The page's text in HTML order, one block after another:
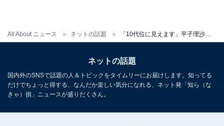
All About ニュース ネットの話題
ネットの話題
国内外のSNSで話題の人＆トピックをタイムリーにお届けします。知ってる
だけでちょっと得する、なんだか楽しい気分になれる、ネット発「知ら（な
きゃ）損」ニュースが盛りだくさん。